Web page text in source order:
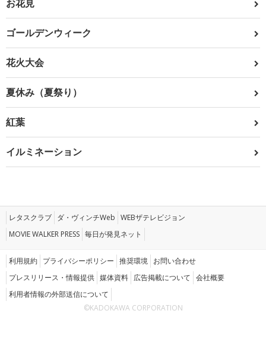
お花見
ゴールデンウィーク
花火大会
夏休み（夏祭り）
紅葉
イルミネーション
レタスクラブ ダ・ヴィンチWeb WEBザテレビジョン
MOVIE WALKER PRESS 毎日が発見ネット
利用規約 プライバシーポリシー 推奨環境 お問い合わせ
プレスリリース・情報提供 媒体資料 広告掲載について 会社概要
利用者情報の外部送信について
©KADOKAWA CORPORATION